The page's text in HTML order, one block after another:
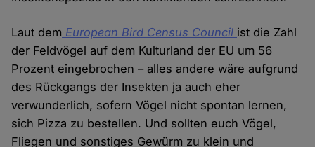
Laut dem European Bird Census Council ist die Zahl
der Feldvögel auf dem Kulturland der EU um 56
Prozent eingebrochen – alles andere wäre aufgrund
des Rückgangs der Insekten ja auch eher
verwunderlich, sofern Vögel nicht spontan lernen,
sich Pizza zu bestellen. Und sollten euch Vögel,
Fliegen und sonstiges Gewürm zu klein und